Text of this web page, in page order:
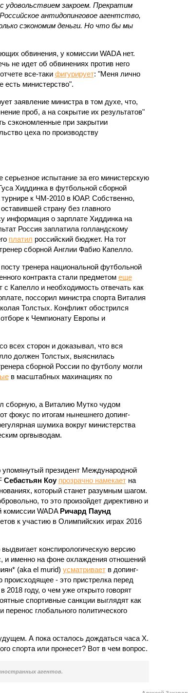
закроем. Прекратим
антидопинговое агентство,
сэкономим деньги. Но что бы мы
обвинения, у комиссии WADA нет.
не идет об обвинениях против него
все-таки фигурирует: "Меня лично
есть министерство".
заявление министра в том духе, что,
проб, а на сокрытие их результатов"
сэкономленные при закрытии
цеха по производству
испытание за его министерскую
Хиддинка в футбольной сборной
к ЧМ-2010 в ЮАР. Собственно,
страну без главного
информация о зарплате Хиддинка на
Россия заплатила голландскому
платил российский бюджет. На тот
сборной Англии Фабио Капелло.
тренера национальной футбольной
контракта стали предметом еще
с Капелло и необходимость отвечать как
поссорил министра спорта Виталия
Толстых. Конфликт обострился
к Чемпионату Европы и
всех сторон и доказывал, что вся
должен Толстых, выяснилась
сборной России по футболу могли
в масштабных махинациях по
сборную, а Виталию Мутко чудом
фокус по итогам нынешнего допинг-
шумиха вокруг министерства
оргвыводам.
президент Международной
Себастьян Коу прозрачно намекаетна
который станет разумным шагом.
то это произойдет директивно и
комиссии WADA Ричард Паунд
к участию в Олимпийских играх 2016
конспирологическую версию
и именно на фоне охлаждения отношений
(aka el murid) усматриваетв допинг-
происходящее - это пристрелка перед
году, о чем уже открыто говорят
спортивные санкции выглядят как
глобального политического
А пока осталось дождаться часа Х.
спорта или пронесет? Вот в чем вопрос.
агентов.